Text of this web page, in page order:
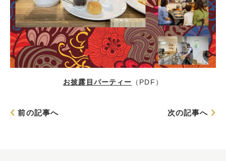
お披露目パーティー （PDF）
前の記事へ 次の記事へ